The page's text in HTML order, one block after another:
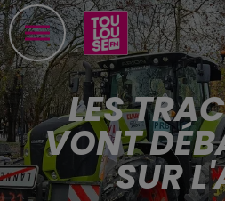
LES
VONT
SUR